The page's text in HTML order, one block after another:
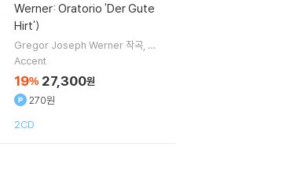
Werner: Oratorio 'Der Gute
Hirt')
Gregor Joseph Werner 작곡 Ag
nes Kovacs
Accent
19% 27,300원
270원
2CD